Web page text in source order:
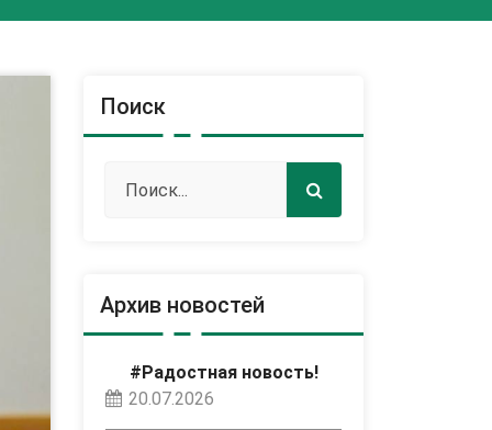
Поиск
Архив новостей
#Радостная новость!
20.07.2026